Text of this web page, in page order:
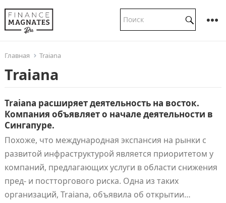
Главная Traiana
Traiana
Traiana расширяет деятельность на восток.
Компания объявляет о начале деятельности в
Сингапуре.
Похоже, что международная экспансия на рынки с
развитой инфраструктурой является приоритетом у
компаний, предлагающих услуги в области снижения
пред- и постторгового риска. Одна из таких
организаций, Traiana, объявила об открытии…